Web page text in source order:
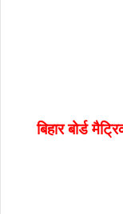
बिहार बोर्ड